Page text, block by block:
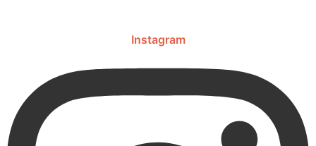
Instagram